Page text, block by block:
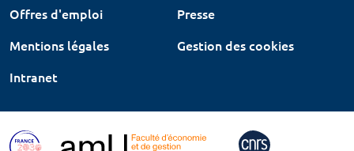
Offres d'emploi
Presse
Mentions légales
Gestion des cookies
Intranet